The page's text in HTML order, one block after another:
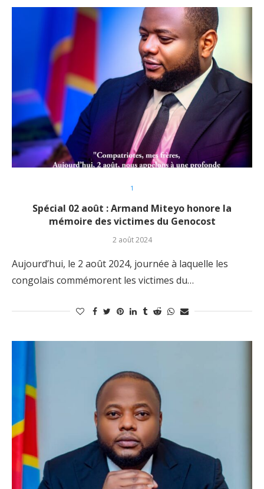
1
Spécial 02 août : Armand Miteyo honore la
mémoire des victimes du Genocost
2 août 2024
Aujourd’hui, le 2 août 2024, journée à laquelle les
congolais commémorent les victimes du…